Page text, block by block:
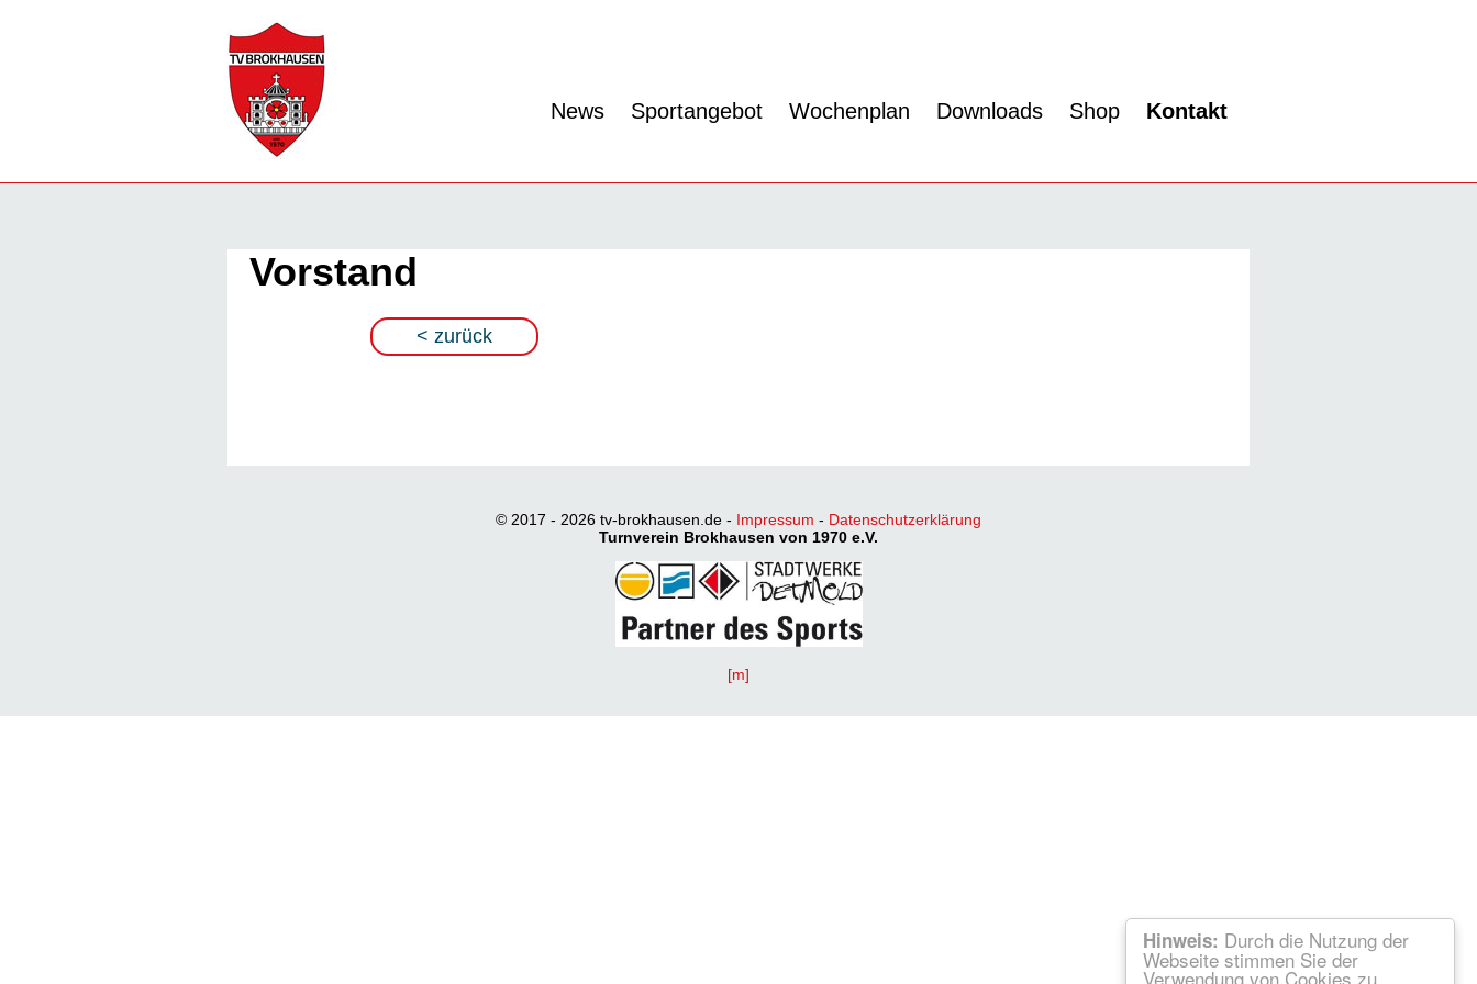
Hinweis: Durch die Nutzung der
Webseite stimmen Sie der
Verwendung von Cookies zu.
News Sportangebot Wochenplan Downloads Shop Kontakt
Vorstand
< zurück
© 2017 - 2026 tv-brokhausen.de - Impressum - Datenschutzerklärung
Turnverein Brokhausen von 1970 e.V.
[m]